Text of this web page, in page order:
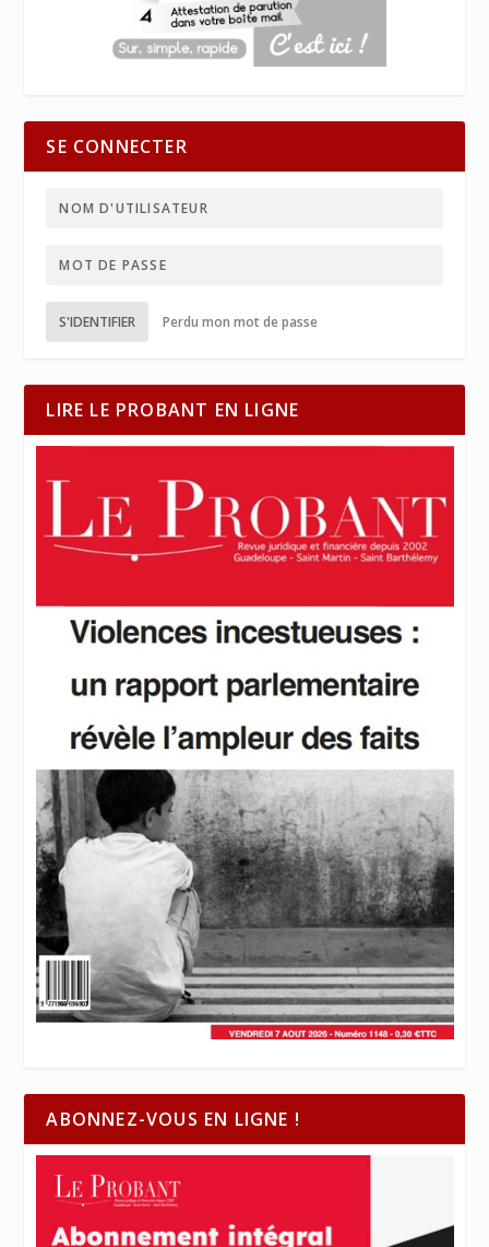
SE CONNECTER
S'IDENTIFIER Perdu mon mot de passe
LIRE LE PROBANT EN LIGNE
ABONNEZ-VOUS EN LIGNE !